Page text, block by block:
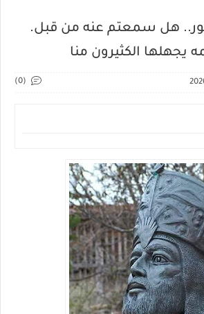
هل سمعتم عنه من قبل.
الكثيرون منا
(0)